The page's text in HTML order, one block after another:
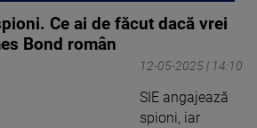
Ce ai de făcut dacă vrei
Bond român
12-05-2025 | 14:10
SIE angajează
spioni, iar